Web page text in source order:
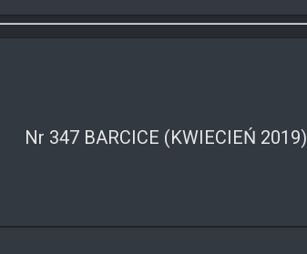
Nr 347 BARCICE (KWIECIEŃ 2019)